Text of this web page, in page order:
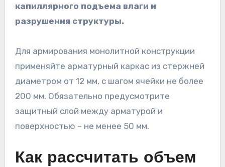
капиллярного подъема влаги и
разрушения структуры.
Для армирования монолитной конструкции
применяйте арматурный каркас из стержней
диаметром от 12 мм, с шагом ячейки не более
200 мм. Обязательно предусмотрите
защитный слой между арматурой и
поверхностью – не менее 50 мм.
Как рассчитать объем